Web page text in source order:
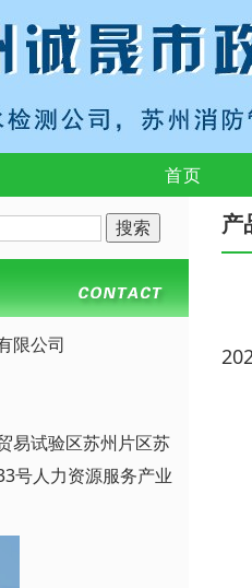
首页
限公司
易试验区苏州片区苏
号人力资源服务产业
产